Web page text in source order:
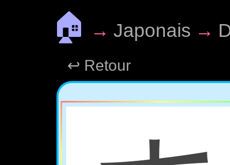
🏠 → Japonais →
↩ Retour